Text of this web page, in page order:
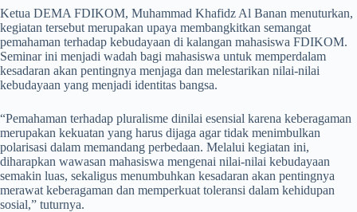
Ketua DEMA FDIKOM, Muhammad Khafidz Al Banan menuturkan,
kegiatan tersebut merupakan upaya membangkitkan semangat
pemahaman terhadap kebudayaan di kalangan mahasiswa FDIKOM.
Seminar ini menjadi wadah bagi mahasiswa untuk memperdalam
kesadaran akan pentingnya menjaga dan melestarikan nilai-nilai
kebudayaan yang menjadi identitas bangsa.
“Pemahaman terhadap pluralisme dinilai esensial karena keberagaman
merupakan kekuatan yang harus dijaga agar tidak menimbulkan
polarisasi dalam memandang perbedaan. Melalui kegiatan ini,
diharapkan wawasan mahasiswa mengenai nilai-nilai kebudayaan
semakin luas, sekaligus menumbuhkan kesadaran akan pentingnya
merawat keberagaman dan memperkuat toleransi dalam kehidupan
sosial,” tuturnya.